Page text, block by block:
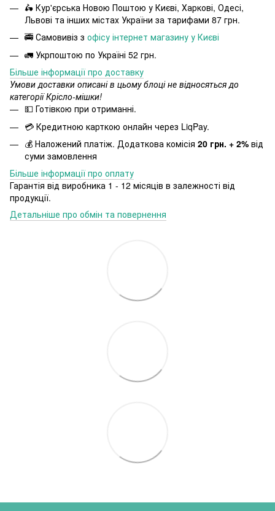
🛵 Кур'єрська Новою Поштою у Києві, Харкові, Одесі,
Львові та інших містах України за тарифами 87 грн.
🚎 Самовивіз з офісу інтернет магазину у Києві
🚛 Укрпоштою по Україні 52 грн.
Більше інформації про доставку
Умови доставки описані в цьому блоці не відносяться до
категорії Крісло-мішки!
💵 Готівкою при отриманні.
💳 Кредитною карткою онлайн через LiqPay.
💰 Наложений платіж. Додаткова комісія 20 грн. + 2% від
суми замовлення
Більше інформації про оплату
Гарантія від виробника 1 - 12 місяців в залежності від
продукції.
Детальніше про обмін та повернення